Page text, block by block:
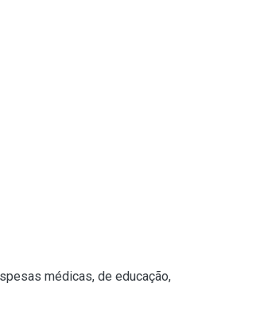
médicas, de educação,